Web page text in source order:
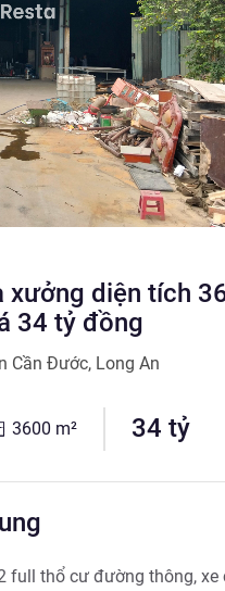
xưởng diện tích
34 tỷ đồng
Cần Đước, Long An
3600 m² 34 tỷ
full thổ cư đường thông,